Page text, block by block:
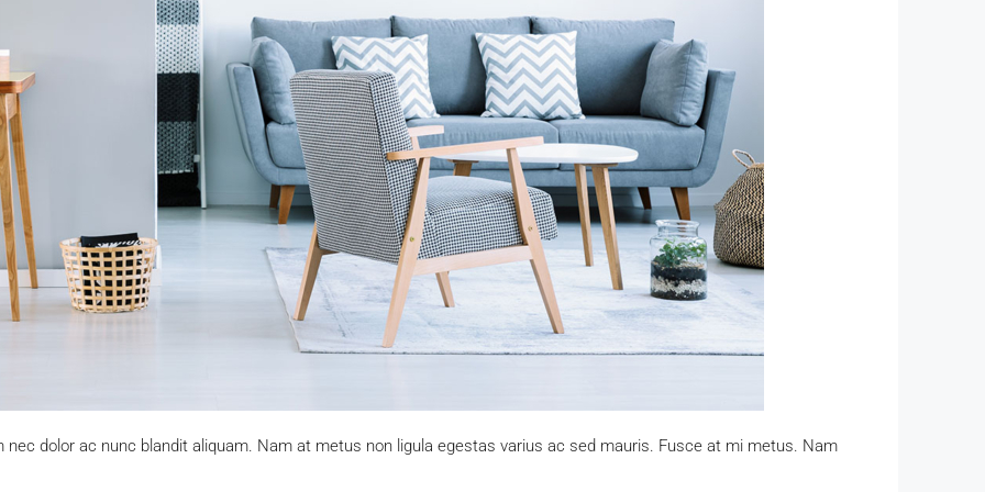
dolor ac nunc blandit aliquam. Nam at metus non ligula egestas varius ac sed mauris. Fusce at mi metus. Nam